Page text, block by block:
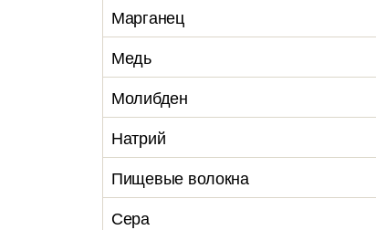
Марганец
Медь
Молибден
Натрий
Пищевые волокна
Сера